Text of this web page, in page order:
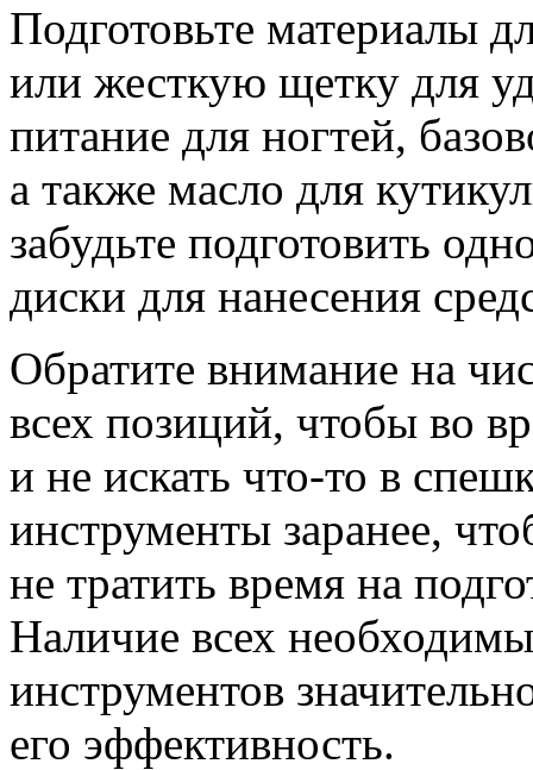
Подготовьте материалы
или жесткую щетку для
питание для ногтей,
а также масло для
забудьте подготовить
диски для нанесения
Обратите внимание на
всех позиций, чтобы во
и не искать что-то в
инструменты заранее,
не тратить время на
Наличие всех
инструментов
его эффективность.